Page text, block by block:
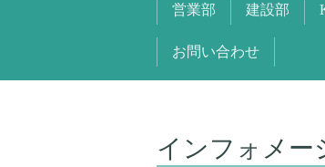
営業部 建設部
お問い合わせ
インフォメー